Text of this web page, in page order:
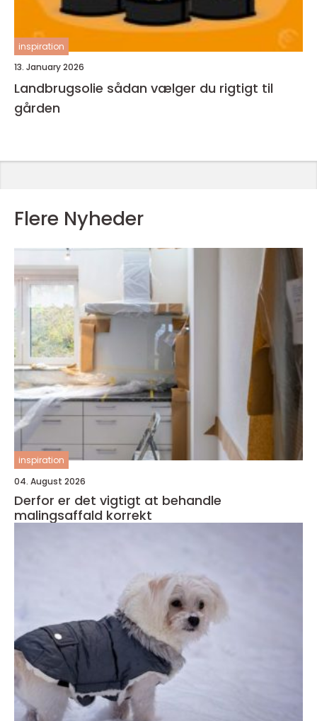
inspiration
13. January 2026
Landbrugsolie sådan vælger du rigtigt til
gården
Flere Nyheder
inspiration
04. August 2026
Derfor er det vigtigt at behandle
malingsaffald korrekt